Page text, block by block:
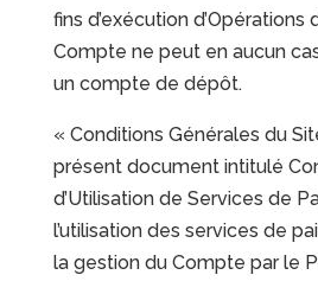
fins d’exécution
Compte ne peut en aucun
un compte de dépôt.
« Conditions Générales du
présent document intitulé
d’Utilisation de Services de
l’utilisation des services de
la gestion du Compte par le